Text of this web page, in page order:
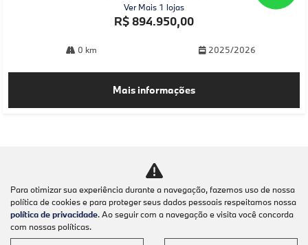
Ver Mais 1 lojas
R$ 894.950,00
0 km 2025/2026
Mais informações
Para otimizar sua experiência durante a navegação, fazemos uso de nossa
política de cookies e para proteger seus dados pessoais respeitamos nossa
política de privacidade. Ao seguir com a navegação e visita você concorda
com nossas políticas.